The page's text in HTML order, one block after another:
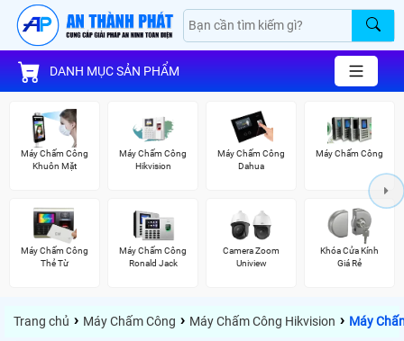
DANH MỤC SẢN PHẨM
Máy Chấm Công
Khuôn Mặt
Máy Chấm Công
Hikvision
Máy Chấm Công
Dahua
Máy Chấm Công
Máy Chấm Công
Thẻ Từ
Máy Chấm Công
Ronald Jack
Camera Zoom
Uniview
Khóa Cửa Kính
Giá Rẻ
Trang chủ › Máy Chấm Công › Máy Chấm Công Hikvision › Máy